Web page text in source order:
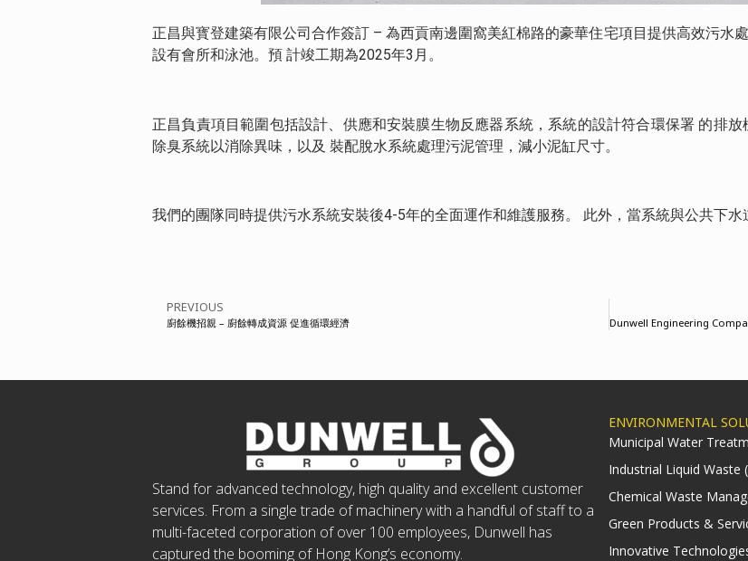
正昌與寳登建築有限公司合作簽訂 – 為西貢南邊圍窩美紅棉路的豪華住宅項目提供高效污水
設有會所和泳池。預 計竣工期為2025年3月。
正昌負責項目範圍包括設計、供應和安裝膜生物反應器系統，系統的設計符合環保署 的排
除臭系統以消除異味，以及 裝配脫水系統處理污泥管理，減小泥缸尺寸。
我們的團隊同時提供污水系統安裝後4-5年的全面運作和維護服務。 此外，當系統與公共下水
PREVIOUS
廚餘機招親 – 廚餘轉成資源 促進循環經濟
Stand for advanced technology, high quality and excellent customer
services. From a single trade of machinery with a handful of staff to a
multi-faceted corporation of over 100 employees, Dunwell has
captured the booming of Hong Kong’s economy.
ENVIRONMENTAL
Municipal Water
Industrial Liquid Waste
Chemical Waste
Green Products &
Innovative